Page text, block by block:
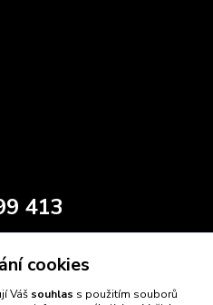
413
cookies
Váš souhlas s použitím souborů